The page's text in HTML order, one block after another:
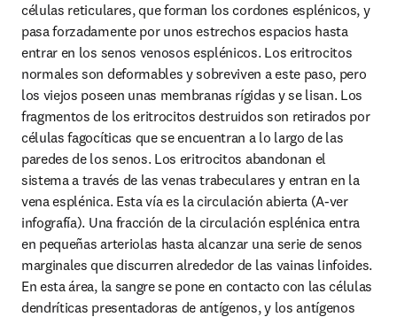
células reticulares, que forman los cordones esplénicos, y
pasa forzadamente por unos estrechos espacios hasta
entrar en los senos venosos esplénicos. Los eritrocitos
normales son deformables y sobreviven a este paso, pero
los viejos poseen unas membranas rígidas y se lisan. Los
fragmentos de los eritrocitos destruidos son retirados por
células fagocíticas que se encuentran a lo largo de las
paredes de los senos. Los eritrocitos abandonan el
sistema a través de las venas trabeculares y entran en la
vena esplénica. Esta vía es la circulación abierta (A-ver
infografía). Una fracción de la circulación esplénica entra
en pequeñas arteriolas hasta alcanzar una serie de senos
marginales que discurren alrededor de las vainas linfoides.
En esta área, la sangre se pone en contacto con las células
dendríticas presentadoras de antígenos, y los antígenos